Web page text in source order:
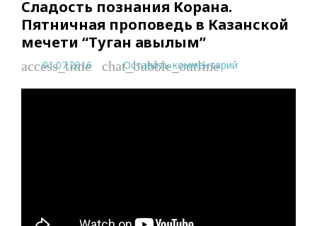
Сладость познания Корана.
Пятничная проповедь в Казанской
мечети “Туган авылым”
access_time
01.07.2016 chat_bubble_outline
Оставить комментарий